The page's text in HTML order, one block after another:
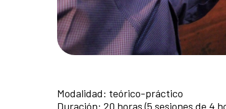
Modalidad: teórico-práctico
Duración: 20 horas (5 sesiones de 4